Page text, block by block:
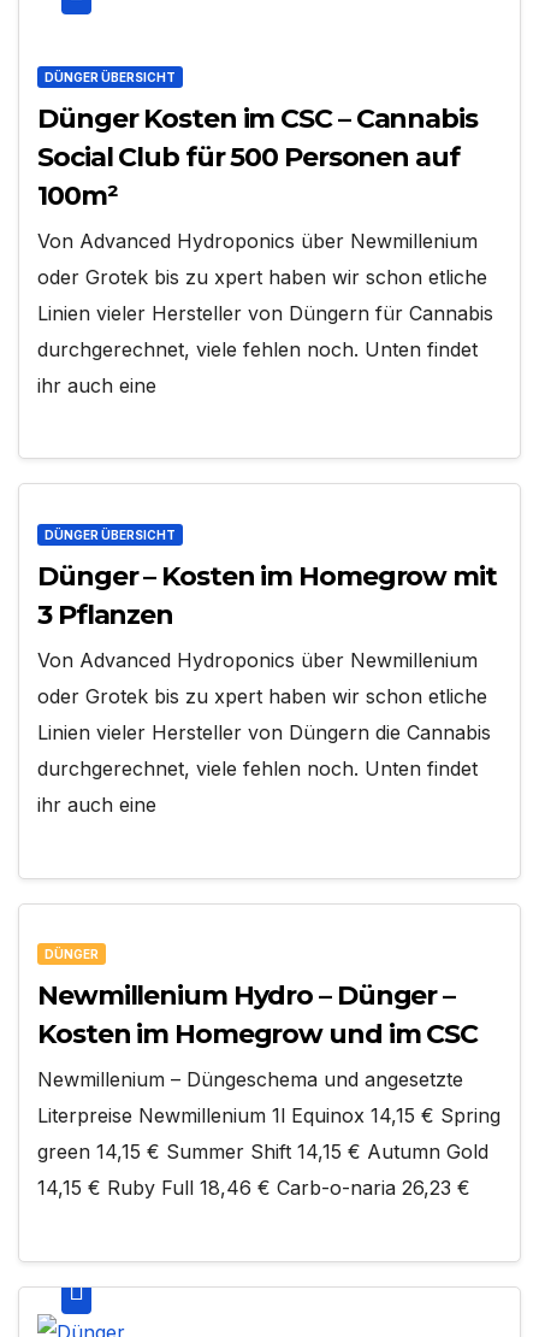
DÜNGER ÜBERSICHT
Dünger Kosten im CSC – Cannabis
Social Club für 500 Personen auf
100m²
Von Advanced Hydroponics über Newmillenium
oder Grotek bis zu xpert haben wir schon etliche
Linien vieler Hersteller von Düngern für Cannabis
durchgerechnet, viele fehlen noch. Unten findet
ihr auch eine
DÜNGER ÜBERSICHT
Dünger – Kosten im Homegrow mit
3 Pflanzen
Von Advanced Hydroponics über Newmillenium
oder Grotek bis zu xpert haben wir schon etliche
Linien vieler Hersteller von Düngern die Cannabis
durchgerechnet, viele fehlen noch. Unten findet
ihr auch eine
DÜNGER
Newmillenium Hydro – Dünger –
Kosten im Homegrow und im CSC
Newmillenium – Düngeschema und angesetzte
Literpreise Newmillenium 1l Equinox 14,15 € Spring
green 14,15 € Summer Shift 14,15 € Autumn Gold
14,15 € Ruby Full 18,46 € Carb-o-naria 26,23 €